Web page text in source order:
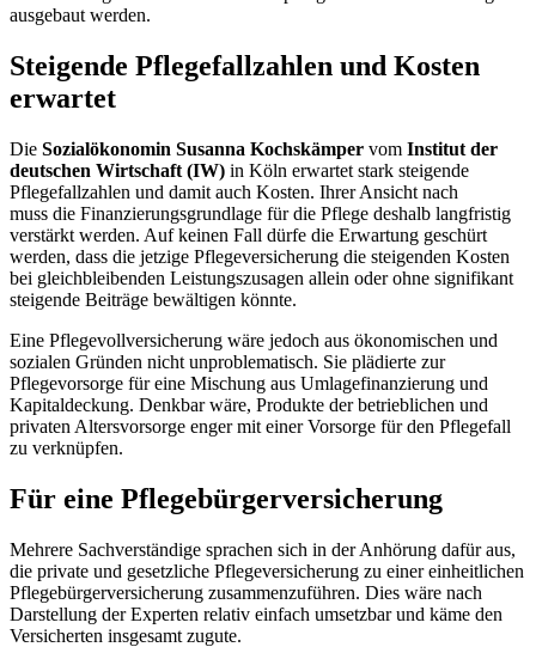
ausgebaut werden.
Steigende Pflegefallzahlen und Kosten
erwartet
Die Sozialökonomin Susanna Kochskämper vom Institut der
deutschen Wirtschaft (IW) in Köln erwartet stark steigende
Pflegefallzahlen und damit auch Kosten. Ihrer Ansicht nach
muss die Finanzierungsgrundlage für die Pflege deshalb langfristig
verstärkt werden. Auf keinen Fall dürfe die Erwartung geschürt
werden, dass die jetzige Pflegeversicherung die steigenden Kosten
bei gleichbleibenden Leistungszusagen allein oder ohne signifikant
steigende Beiträge bewältigen könnte.
Eine Pflegevollversicherung wäre jedoch aus ökonomischen und
sozialen Gründen nicht unproblematisch. Sie plädierte zur
Pflegevorsorge für eine Mischung aus Umlagefinanzierung und
Kapitaldeckung. Denkbar wäre, Produkte der betrieblichen und
privaten Altersvorsorge enger mit einer Vorsorge für den Pflegefall
zu verknüpfen.
Für eine Pflegebürgerversicherung
Mehrere Sachverständige sprachen sich in der Anhörung dafür aus,
die private und gesetzliche Pflegeversicherung zu einer einheitlichen
Pflegebürgerversicherung zusammenzuführen. Dies wäre nach
Darstellung der Experten relativ einfach umsetzbar und käme den
Versicherten insgesamt zugute.